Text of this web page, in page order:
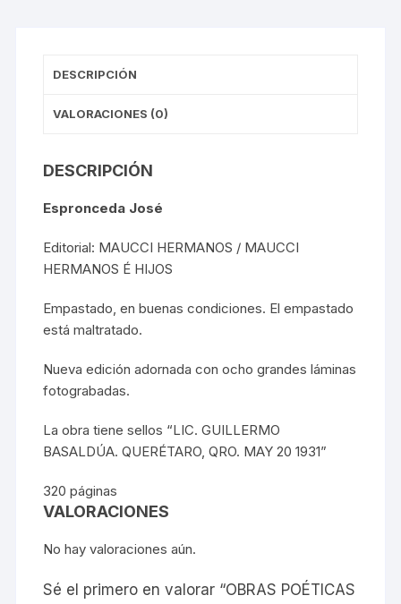
DESCRIPCIÓN
VALORACIONES (0)
DESCRIPCIÓN
Espronceda José
Editorial: MAUCCI HERMANOS / MAUCCI
HERMANOS É HIJOS
Empastado, en buenas condiciones. El empastado
está maltratado.
Nueva edición adornada con ocho grandes láminas
fotograbadas.
La obra tiene sellos “LIC. GUILLERMO
BASALDÚA. QUERÉTARO, QRO. MAY 20 1931”
320 páginas
VALORACIONES
No hay valoraciones aún.
Sé el primero en valorar “OBRAS POÉTICAS